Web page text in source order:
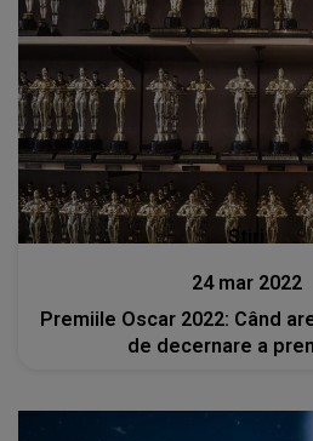
Stiri
24 mar 2022
Premiile Oscar 2022: Când
de decernare a